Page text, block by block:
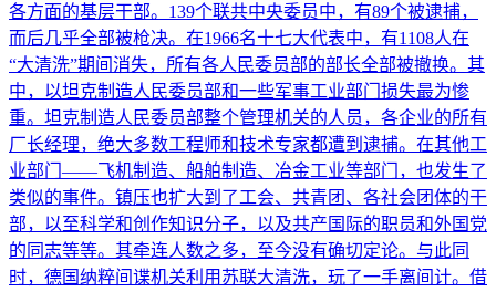
各方面的基层干部。139个联共中央委员中，有89个被逮捕，
而后几乎全部被枪决。在1966名十七大代表中，有1108人在
“大清洗”期间消失，所有各人民委员部的部长全部被撤换。其
中，以坦克制造人民委员部和一些军事工业部门损失最为惨
重。坦克制造人民委员部整个管理机关的人员，各企业的所有
厂长经理，绝大多数工程师和技术专家都遭到逮捕。在其他工
业部门——飞机制造、船舶制造、冶金工业等部门，也发生了
类似的事件。镇压也扩大到了工会、共青团、各社会团体的干
部，以至科学和创作知识分子，以及共产国际的职员和外国党
的同志等等。其牵连人数之多，至今没有确切定论。与此同
时，德国纳粹间谍机关利用苏联大清洗，玩了一手离间计。借